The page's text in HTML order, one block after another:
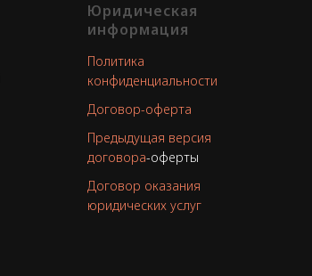
Юридическая
информация
Политика
конфиденциальности
Договор-оферта
Предыдущая версия
договора-оферты
Договор оказания
юридических услуг